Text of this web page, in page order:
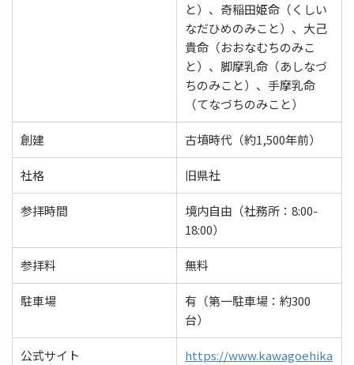
と）、奇稲田姫命（くしい
なだひめのみこと）、大己
貴命（おおなむちのみこ
と）、脚摩乳命（あしなづ
ちのみこと）、手摩乳命
（てなづちのみこと）
創建 古墳時代（約1,500年前）
社格 旧県社
参拝時間
境内自由（社務所：8:00-
18:00）
参拝料 無料
駐車場
有（第一駐車場：約300
台）
公式サイト
https://www.kawagoehika